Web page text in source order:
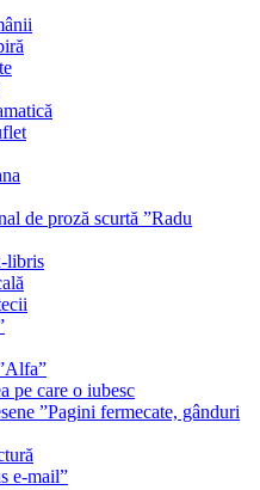
de proză scurtă ”Radu
libris
pe care o iubesc
”Pagini fermecate, gânduri
e-mail”